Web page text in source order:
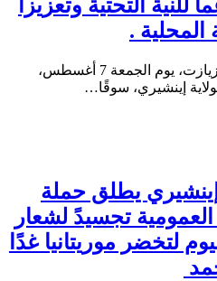
للنية التحتية وتعزيزا
المحلية .
سلّمت شركة كينروس تازيازت، يوم الجمعة 7 أغسطس،
إينشيري، سوقًا…
يطلق حملة
تجسيدً لشعار
لتخضر موريتانيا غدًا